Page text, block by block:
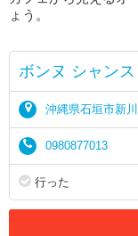
ょう。
ボンヌ シャンス
沖縄県石垣市新
0980877013
行った